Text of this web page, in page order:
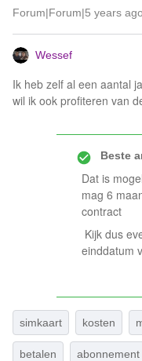
Forum|Forum|5 years ago
Wessef
Ik heb zelf al een aantal
wil ik ook profiteren van
Beste
Dat is
mag 6
contract
Kijk dus
einddatum
simkaart kosten
betalen abonnement